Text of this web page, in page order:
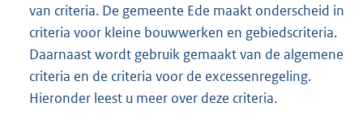
van criteria. De gemeente Ede maakt onderscheid in
criteria voor kleine bouwwerken en gebiedscriteria.
Daarnaast wordt gebruik gemaakt van de algemene
criteria en de criteria voor de excessenregeling.
Hieronder leest u meer over deze criteria.